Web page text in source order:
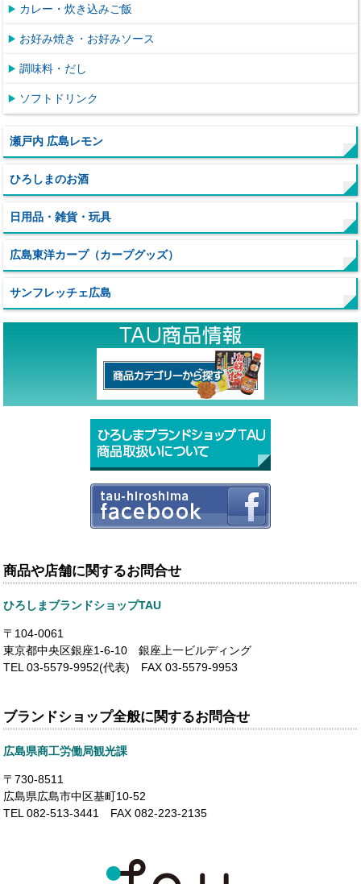
カレー・炊き込みご飯
お好み焼き・お好みソース
調味料・だし
ソフトドリンク
瀬戸内 広島レモン
ひろしまのお酒
日用品・雑貨・玩具
広島東洋カープ（カープグッズ）
サンフレッチェ広島
商品や店舗に関するお問合せ
ひろしまブランドショップTAU
〒104-0061
東京都中央区銀座1-6-10 銀座上一ビルディング
TEL 03-5579-9952(代表) FAX 03-5579-9953
ブランドショップ全般に関するお問合せ
広島県商工労働局観光課
〒730-8511
広島県広島市中区基町10-52
TEL 082-513-3441 FAX 082-223-2135